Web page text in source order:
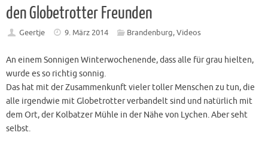
den Globetrotter Freunden
Geertje 9. März 2014 Brandenburg,Videos
An einem Sonnigen Winterwochenende, dass alle für grau hielten,
wurde es so richtig sonnig.
Das hat mit der Zusammenkunft vieler toller Menschen zu tun, die
alle irgendwie mit Globetrotter verbandelt sind und natürlich mit
dem Ort, der Kolbatzer Mühle in der Nähe von Lychen. Aber seht
selbst.